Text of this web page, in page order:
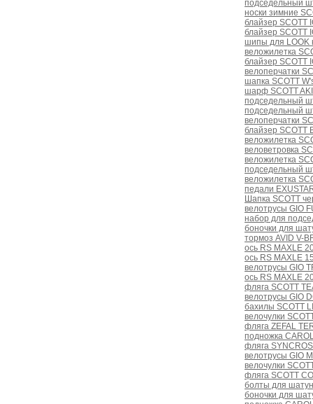
подседельный
носки зимние
блайзер SCOTT
блайзер SCOTT
шипы для LOOK
веложилетка
блайзер SCOTT
велоперчатки
шапка SCOTT
шарф SCOTT
подседельный
подседельный
велоперчатки
блайзер SCOTT
веложилетка
веловетровка
веложилетка
подседельный
веложилетка
педали
Шапка SCOTT
велотрусы GIO
набор для
боночки для
тормоз AVID V-
ось RS MAXLE
ось RS MAXLE
велотрусы GIO
ось RS MAXLE
фляга SCOTT
велотрусы GIO
бахилы SCOTT
велочулки
фляга ZEFAL
подножка
фляга
велотрусы GIO
велочулки
фляга SCOTT
болты для
боночки для